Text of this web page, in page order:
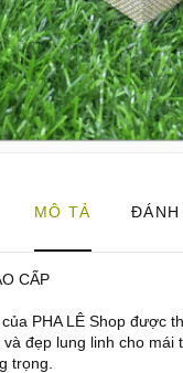
MÔ TẢ ĐÁNH
CẤP
PHA LÊ Shop được
đẹp lung linh cho mái
trọng.